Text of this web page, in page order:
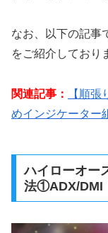
なお、以下の記事
をご紹介しており
関連記事：
【順
めインジケーター
ハイローオー
法①ADX/DMI